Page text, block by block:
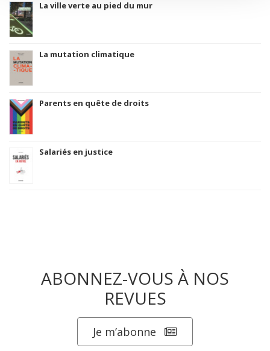
La ville verte au pied du mur
La mutation climatique
Parents en quête de droits
Salariés en justice
ABONNEZ-VOUS À NOS
REVUES
Je m’abonne